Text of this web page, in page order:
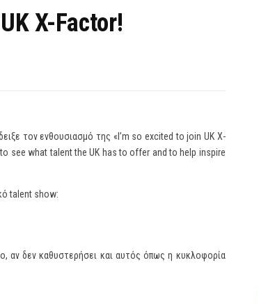
X-Factor!
τον ενθουσιασμό της «I’m so excited to join UK X-
see what talent the UK has to offer and to help inspire
talent show:
αν δεν καθυστερήσει και αυτός όπως η κυκλοφορία